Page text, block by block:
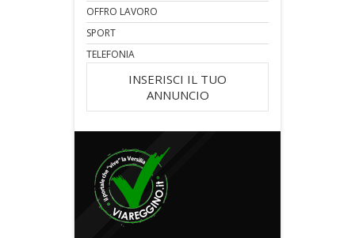
OFFRO LAVORO
SPORT
TELEFONIA
INSERISCI IL TUO
ANNUNCIO